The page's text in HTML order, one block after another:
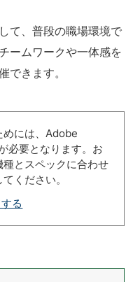
て、普段の職場環境で
ームワークや一体感を
できます。
めには、Adobe
必要となります。お
とスペックに合わせ
ください。
る